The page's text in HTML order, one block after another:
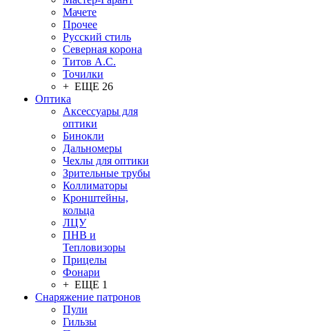
Мачете
Прочее
Русский стиль
Северная корона
Титов А.С.
Точилки
+ ЕЩЕ 26
Оптика
Аксессуары для
оптики
Бинокли
Дальномеры
Чехлы для оптики
Зрительные трубы
Коллиматоры
Кронштейны,
кольца
ЛЦУ
ПНВ и
Тепловизоры
Прицелы
Фонари
+ ЕЩЕ 1
Снаряжение патронов
Пули
Гильзы